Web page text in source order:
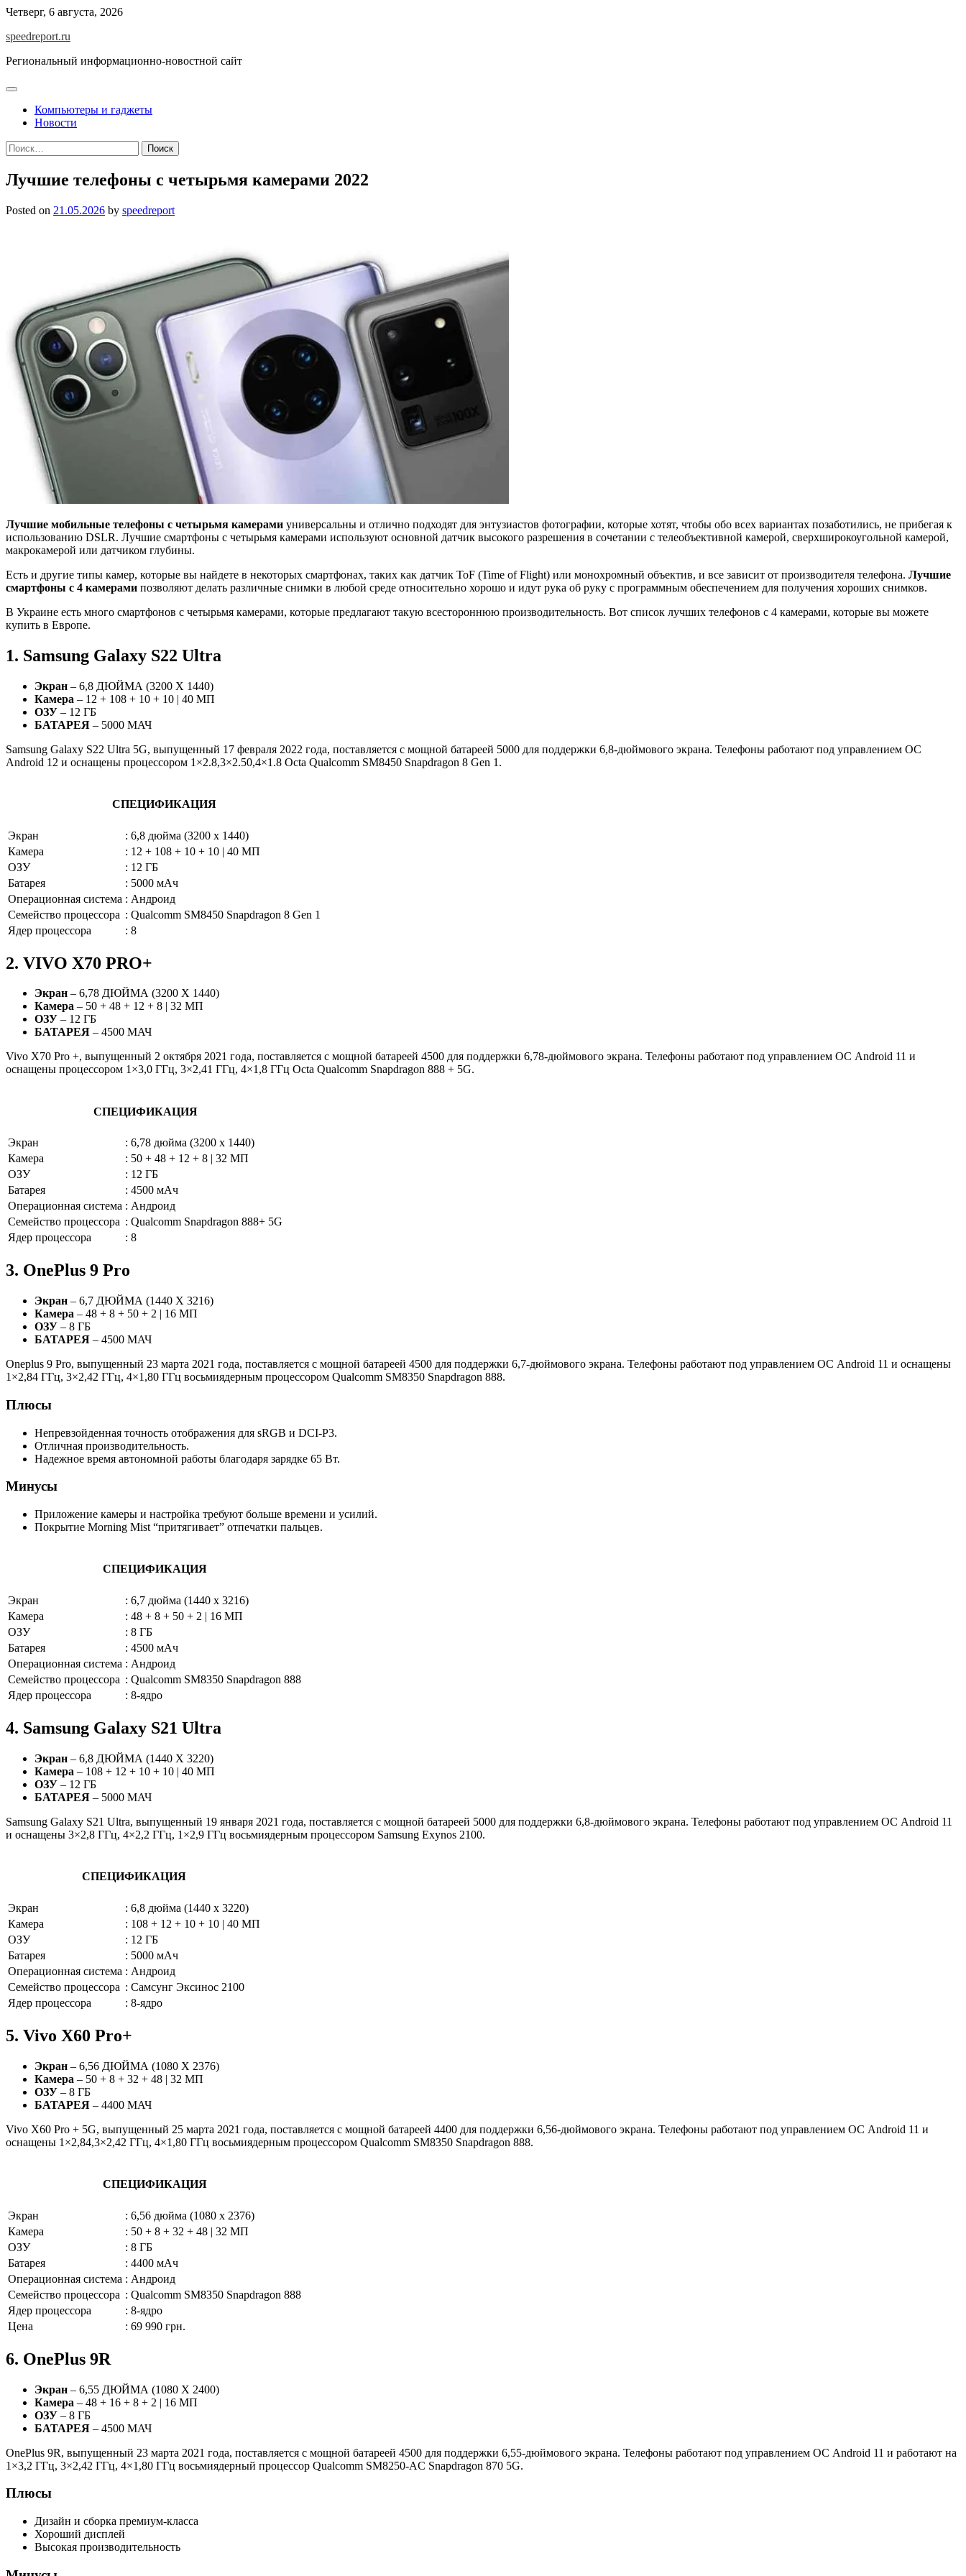
Skip
content
Четверг, 6 августа, 2026
speedreport.ru
Региональный информационно-новостной сайт
Компьютеры и гаджеты
Новости
Найти:
Лучшие телефоны с четырьмя камерами 2022
Posted on 21.05.2026 by speedreport
Лучшие мобильные телефоны с четырьмя камерами универсальны и отлично подходят для энтузиастов фотографии, которые хотят, чтобы обо всех вариантах позаботились, не прибегая к
использованию DSLR. Лучшие смартфоны с четырьмя камерами используют основной датчик высокого разрешения в сочетании с телеобъективной камерой, сверхширокоугольной камерой,
макрокамерой или датчиком глубины.
Есть и другие типы камер, которые вы найдете в некоторых смартфонах, таких как датчик ToF (Time of Flight) или монохромный объектив, и все зависит от производителя телефона. Лучшие
смартфоны с 4 камерами позволяют делать различные снимки в любой среде относительно хорошо и идут рука об руку с программным обеспечением для получения хороших снимков.
В Украине есть много смартфонов с четырьмя камерами, которые предлагают такую всестороннюю производительность. Вот список лучших телефонов с 4 камерами, которые вы можете
купить в Европе.
1. Samsung Galaxy S22 Ultra
Экран – 6,8 ДЮЙМА (3200 X 1440)
Камера – 12 + 108 + 10 + 10 | 40 МП
ОЗУ – 12 ГБ
БАТАРЕЯ – 5000 МАЧ
Samsung Galaxy S22 Ultra 5G, выпущенный 17 февраля 2022 года, поставляется с мощной батареей 5000 для поддержки 6,8-дюймового экрана. Телефоны работают под управлением ОС
Android 12 и оснащены процессором 1×2.8,3×2.50,4×1.8 Octa Qualcomm SM8450 Snapdragon 8 Gen 1.
СПЕЦИФИКАЦИЯ
Экран : 6,8 дюйма (3200 x 1440)
Камера
: 12 + 108 + 10 + 10 | 40 МП
ОЗУ
: 12 ГБ
Батарея
: 5000 мАч
Операционная система : Андроид
Семейство процессора : Qualcomm SM8450 Snapdragon 8 Gen 1
Ядер процессора
: 8
2. VIVO X70 PRO+
Экран – 6,78 ДЮЙМА (3200 X 1440)
Камера – 50 + 48 + 12 + 8 | 32 МП
ОЗУ – 12 ГБ
БАТАРЕЯ – 4500 МАЧ
Vivo X70 Pro +, выпущенный 2 октября 2021 года, поставляется с мощной батареей 4500 для поддержки 6,78-дюймового экрана. Телефоны работают под управлением ОС Android 11 и
оснащены процессором 1×3,0 ГГц, 3×2,41 ГГц, 4×1,8 ГГц Octa Qualcomm Snapdragon 888 + 5G.
СПЕЦИФИКАЦИЯ
Экран : 6,78 дюйма (3200 x 1440)
Камера
: 50 + 48 + 12 + 8 | 32 МП
ОЗУ
: 12 ГБ
Батарея
: 4500 мАч
Операционная система : Андроид
Семейство процессора : Qualcomm Snapdragon 888+ 5G
Ядер процессора
: 8
3. OnePlus 9 Pro
Экран – 6,7 ДЮЙМА (1440 X 3216)
Камера – 48 + 8 + 50 + 2 | 16 МП
ОЗУ – 8 ГБ
БАТАРЕЯ – 4500 МАЧ
Oneplus 9 Pro, выпущенный 23 марта 2021 года, поставляется с мощной батареей 4500 для поддержки 6,7-дюймового экрана. Телефоны работают под управлением ОС Android 11 и оснащены
1×2,84 ГГц, 3×2,42 ГГц, 4×1,80 ГГц восьмиядерным процессором Qualcomm SM8350 Snapdragon 888.
Плюсы
Непревзойденная точность отображения для sRGB и DCI-P3.
Отличная производительность.
Надежное время автономной работы благодаря зарядке 65 Вт.
Минусы
Приложение камеры и настройка требуют больше времени и усилий.
Покрытие Morning Mist “притягивает” отпечатки пальцев.
СПЕЦИФИКАЦИЯ
Экран : 6,7 дюйма (1440 x 3216)
Камера
: 48 + 8 + 50 + 2 | 16 МП
ОЗУ
: 8 ГБ
Батарея
: 4500 мАч
Операционная система : Андроид
Семейство процессора : Qualcomm SM8350 Snapdragon 888
Ядер процессора
: 8-ядро
4. Samsung Galaxy S21 Ultra
Экран – 6,8 ДЮЙМА (1440 X 3220)
Камера – 108 + 12 + 10 + 10 | 40 МП
ОЗУ – 12 ГБ
БАТАРЕЯ – 5000 МАЧ
Samsung Galaxy S21 Ultra, выпущенный 19 января 2021 года, поставляется с мощной батареей 5000 для поддержки 6,8-дюймового экрана. Телефоны работают под управлением ОС Android 11
и оснащены 3×2,8 ГГц, 4×2,2 ГГц, 1×2,9 ГГц восьмиядерным процессором Samsung Exynos 2100.
СПЕЦИФИКАЦИЯ
Экран : 6,8 дюйма (1440 x 3220)
Камера
: 108 + 12 + 10 + 10 | 40 МП
ОЗУ
: 12 ГБ
Батарея
: 5000 мАч
Операционная система : Андроид
Семейство процессора : Самсунг Эксинос 2100
Ядер процессора
: 8-ядро
5. Vivo X60 Pro+
Экран – 6,56 ДЮЙМА (1080 X 2376)
Камера – 50 + 8 + 32 + 48 | 32 МП
ОЗУ – 8 ГБ
БАТАРЕЯ – 4400 МАЧ
Vivo X60 Pro + 5G, выпущенный 25 марта 2021 года, поставляется с мощной батареей 4400 для поддержки 6,56-дюймового экрана. Телефоны работают под управлением ОС Android 11 и
оснащены 1×2,84,3×2,42 ГГц, 4×1,80 ГГц восьмиядерным процессором Qualcomm SM8350 Snapdragon 888.
СПЕЦИФИКАЦИЯ
Экран : 6,56 дюйма (1080 x 2376)
Камера
: 50 + 8 + 32 + 48 | 32 МП
ОЗУ
: 8 ГБ
Батарея
: 4400 мАч
Операционная система : Андроид
Семейство процессора : Qualcomm SM8350 Snapdragon 888
Ядер процессора
: 8-ядро
Цена
: 69 990 грн.
6. OnePlus 9R
Экран – 6,55 ДЮЙМА (1080 X 2400)
Камера – 48 + 16 + 8 + 2 | 16 МП
ОЗУ – 8 ГБ
БАТАРЕЯ – 4500 МАЧ
OnePlus 9R, выпущенный 23 марта 2021 года, поставляется с мощной батареей 4500 для поддержки 6,55-дюймового экрана. Телефоны работают под управлением ОС Android 11 и работают на
1×3,2 ГГц, 3×2,42 ГГц, 4×1,80 ГГц восьмиядерный процессор Qualcomm SM8250-AC Snapdragon 870 5G.
Плюсы
Дизайн и сборка премиум-класса
Хороший дисплей
Высокая производительность